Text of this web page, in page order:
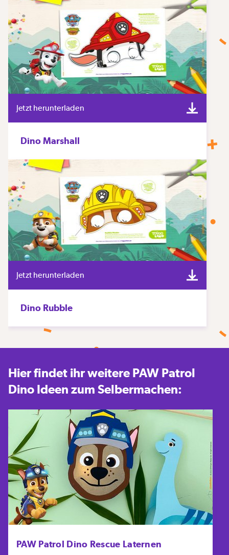
Jetzt herunterladen
Dino Marshall
Jetzt herunterladen
Dino Rubble
Hier findet ihr weitere PAW Patrol
Dino Ideen zum Selbermachen:
PAW Patrol Dino Rescue Laternen